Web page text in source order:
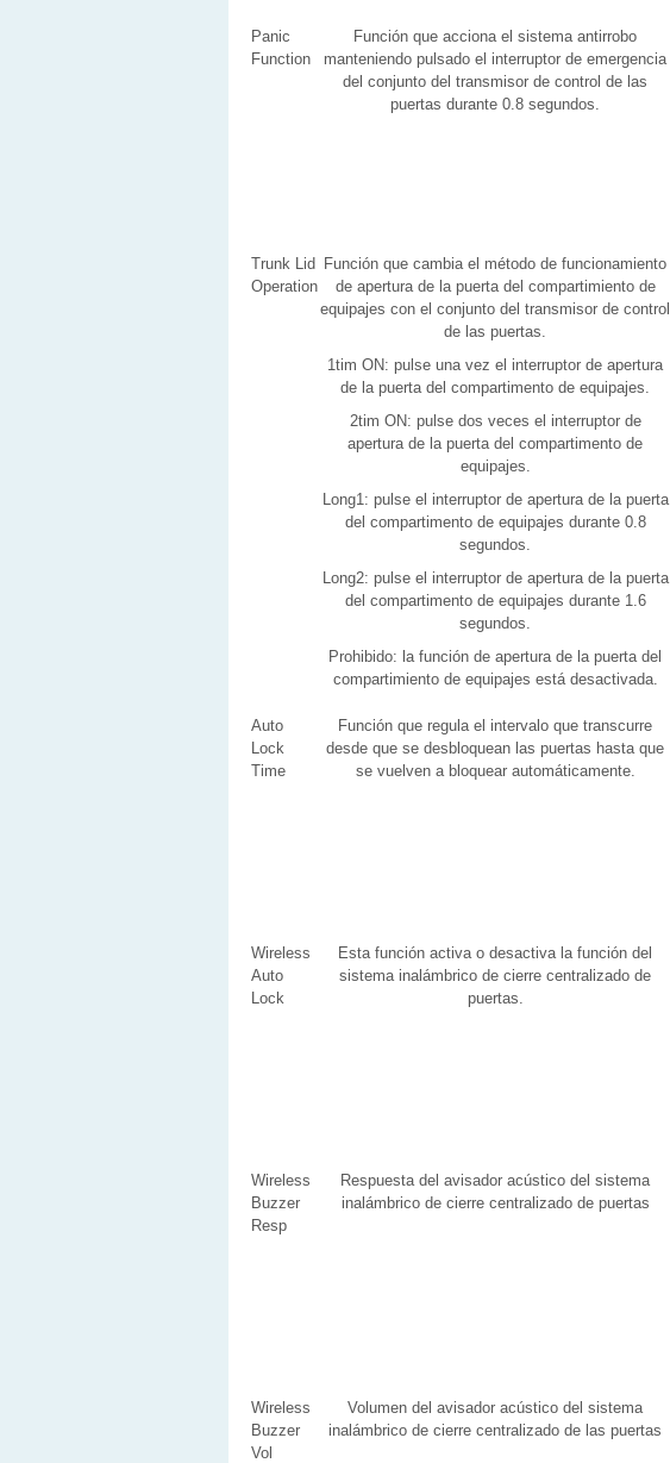
Panic
Function
Función que acciona el sistema antirrobo
manteniendo pulsado el interruptor de emergencia
del conjunto del transmisor de control de las
puertas durante 0.8 segundos.
Trunk Lid
Operation
Función que cambia el método de funcionamiento
de apertura de la puerta del compartimiento de
equipajes con el conjunto del transmisor de control
de las puertas.
1tim ON: pulse una vez el interruptor de apertura
de la puerta del compartimento de equipajes.
2tim ON: pulse dos veces el interruptor de
apertura de la puerta del compartimento de
equipajes.
Long1: pulse el interruptor de apertura de la puerta
del compartimento de equipajes durante 0.8
segundos.
Long2: pulse el interruptor de apertura de la puerta
del compartimento de equipajes durante 1.6
segundos.
Prohibido: la función de apertura de la puerta del
compartimiento de equipajes está desactivada.
Auto
Lock
Time
Función que regula el intervalo que transcurre
desde que se desbloquean las puertas hasta que
se vuelven a bloquear automáticamente.
Wireless
Auto
Lock
Esta función activa o desactiva la función del
sistema inalámbrico de cierre centralizado de
puertas.
Wireless
Buzzer
Resp
Respuesta del avisador acústico del sistema
inalámbrico de cierre centralizado de puertas
Wireless
Buzzer
Vol
Volumen del avisador acústico del sistema
inalámbrico de cierre centralizado de las puertas